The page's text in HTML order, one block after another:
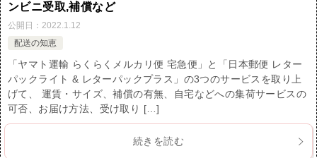
ンビニ受取,補償など
公開日： 2022.1.12
配送の知恵
「ヤマト運輸 らくらくメルカリ便 宅急便」と「日本郵便 レター
パックライト & レターパックプラス」の3つのサービスを取り上
げて、 運賃・サイズ、補償の有無、自宅などへの集荷サービスの
可否、お届け方法、受け取り […]
続きを読む